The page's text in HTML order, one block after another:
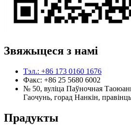
Звяжыцеся з намі
Тэл.: +86 173 0160 1676
Факс: +86 25 5680 6002
№ 50, вуліца Паўночная
Гаочунь, горад Нанкін,
Прадукты